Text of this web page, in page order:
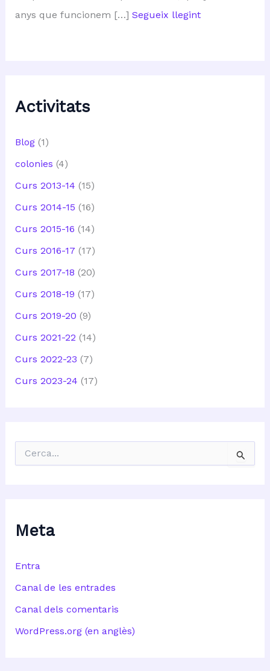
anys que funcionem […] Segueix llegint
Activitats
Blog(1)
colonies (4)
Curs 2013-14 (15)
Curs 2014-15 (16)
Curs 2015-16 (14)
Curs 2016-17 (17)
Curs 2017-18 (20)
Curs 2018-19 (17)
Curs 2019-20 (9)
Curs 2021-22 (14)
Curs 2022-23 (7)
Curs 2023-24 (17)
Meta
Entra
Canal de les entrades
Canal dels comentaris
WordPress.org (en anglès)